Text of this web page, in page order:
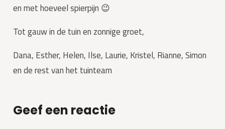
en met hoeveel spierpijn 😉
Tot gauw in de tuin en zonnige groet,
Dana, Esther, Helen, Ilse, Laurie, Kristel, Rianne, Simon
en de rest van het tuinteam
Geef een reactie